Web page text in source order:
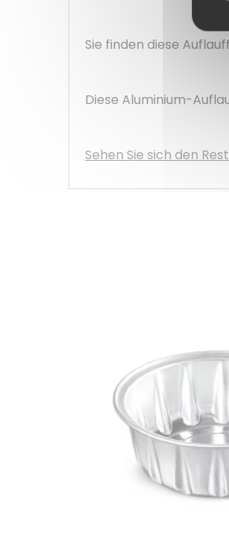
Sie finden diese
Diese Aluminium-
Sehen Sie sich den